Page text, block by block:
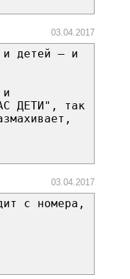
03.04.2017
и детей — и
ДЕТИ", так
03.04.2017
с номера,